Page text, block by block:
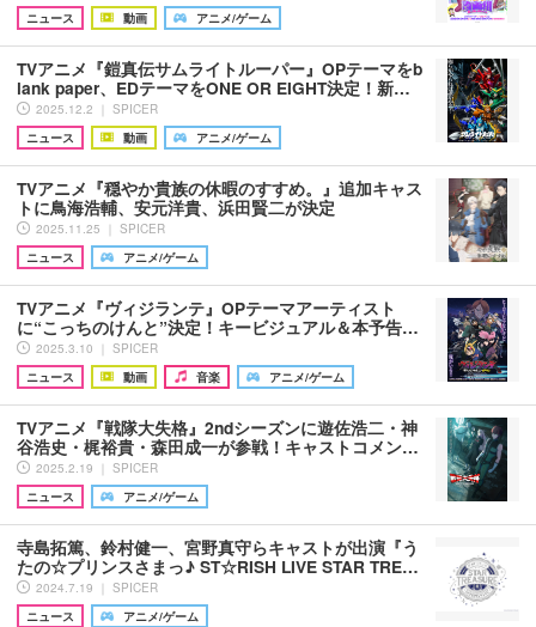
ニュース
動画 アニメ/ゲーム
TVアニメ『鎧真伝サムライトルーパー』OPテーマをb
lank paper、EDテーマをONE OR EIGHT決定！新…
2025.12.2 ｜ SPICER
ニュース
動画 アニメ/ゲーム
TVアニメ『穏やか貴族の休暇のすすめ。』追加キャス
トに鳥海浩輔、安元洋貴、浜田賢二が決定
2025.11.25 ｜ SPICER
ニュース
アニメ/ゲーム
TVアニメ『ヴィジランテ』OPテーマアーティスト
に“こっちのけんと”決定！キービジュアル＆本予告…
2025.3.10 ｜ SPICER
ニュース
動画 音楽 アニメ/ゲーム
TVアニメ『戦隊大失格』2ndシーズンに遊佐浩二・神
谷浩史・梶裕貴・森田成一が参戦！キャストコメン…
2025.2.19 ｜ SPICER
ニュース
アニメ/ゲーム
寺島拓篤、鈴村健一、宮野真守らキャストが出演『う
たの☆プリンスさまっ♪ ST☆RISH LIVE STAR TRE…
2024.7.19 ｜ SPICER
ニュース
アニメ/ゲーム